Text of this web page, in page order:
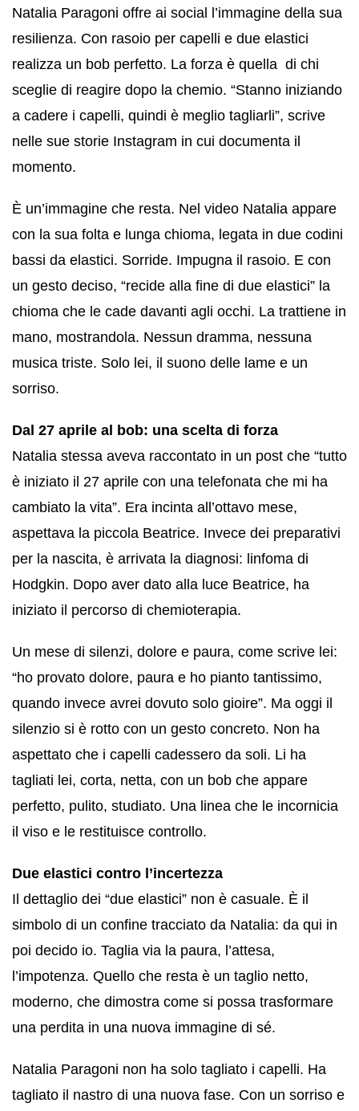
Natalia Paragoni offre ai social l’immagine della sua
resilienza. Con rasoio per capelli e due elastici
realizza un bob perfetto. La forza è quella di chi
sceglie di reagire dopo la chemio. “Stanno iniziando
a cadere i capelli, quindi è meglio tagliarli”, scrive
nelle sue storie Instagram in cui documenta il
momento.
È un’immagine che resta. Nel video Natalia appare
con la sua folta e lunga chioma, legata in due codini
bassi da elastici. Sorride. Impugna il rasoio. E con
un gesto deciso, “recide alla fine di due elastici” la
chioma che le cade davanti agli occhi. La trattiene in
mano, mostrandola. Nessun dramma, nessuna
musica triste. Solo lei, il suono delle lame e un
sorriso.
Dal 27 aprile al bob: una scelta di forza
Natalia stessa aveva raccontato in un post che “tutto
è iniziato il 27 aprile con una telefonata che mi ha
cambiato la vita”. Era incinta all’ottavo mese,
aspettava la piccola Beatrice. Invece dei preparativi
per la nascita, è arrivata la diagnosi: linfoma di
Hodgkin. Dopo aver dato alla luce Beatrice, ha
iniziato il percorso di chemioterapia.
Un mese di silenzi, dolore e paura, come scrive lei:
“ho provato dolore, paura e ho pianto tantissimo,
quando invece avrei dovuto solo gioire”. Ma oggi il
silenzio si è rotto con un gesto concreto. Non ha
aspettato che i capelli cadessero da soli. Li ha
tagliati lei, corta, netta, con un bob che appare
perfetto, pulito, studiato. Una linea che le incornicia
il viso e le restituisce controllo.
Due elastici contro l’incertezza
Il dettaglio dei “due elastici” non è casuale. È il
simbolo di un confine tracciato da Natalia: da qui in
poi decido io. Taglia via la paura, l’attesa,
l’impotenza. Quello che resta è un taglio netto,
moderno, che dimostra come si possa trasformare
una perdita in una nuova immagine di sé.
Natalia Paragoni non ha solo tagliato i capelli. Ha
tagliato il nastro di una nuova fase. Con un sorriso e